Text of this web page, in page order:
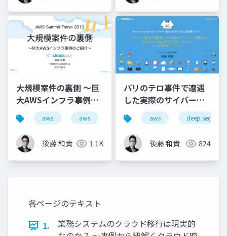
大規模案件の裏側 ～巨
大AWSインフラ事例の
ご紹介～aws aws
後藤 和貴 1.1K
パリのテロ事件で遭遇
した実際のサイバー攻
撃から あなたのWebを
守り抜くための 3つの
実装ポイント
aws deep security
後藤 和貴 824
各ページのテキスト
1.
業務システムのクラウド移行は現実的